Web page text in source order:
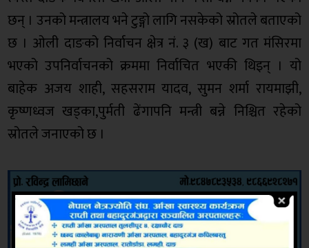
छन् । उनको मन्त्रालय भने टुङ्गो लागि नसकेको स्रोतले बताएको
छ । ओली दाङको निर्वाचन क्षेत्र नं. ३ (ख) बाट गत मंसिरमा
भएको उपनिर्वाचनको क्रममा निर्वाचित भएकी थिइन् । यो
बाहेक अजय शाही, सहसराम यादव, सुमन शर्मा रायमाझी,
कृष्णध्वज खड्का,पुर्मती ढेंगापनि मन्त्री बन्ने निश्चित रहेको
स्रोतले जनाएको छ ।